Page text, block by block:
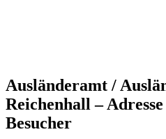
Ausländeramt /
Reichenhall –
Besucher